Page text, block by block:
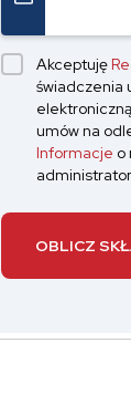
Akceptuję
świadczenia
umów na
Informacje o
OBLICZ